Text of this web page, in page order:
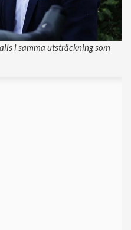
i samma utsträckning som